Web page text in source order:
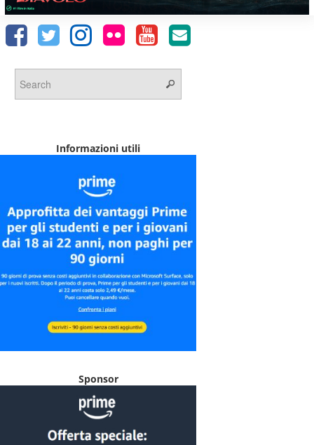
Informazioni utili
Sponsor